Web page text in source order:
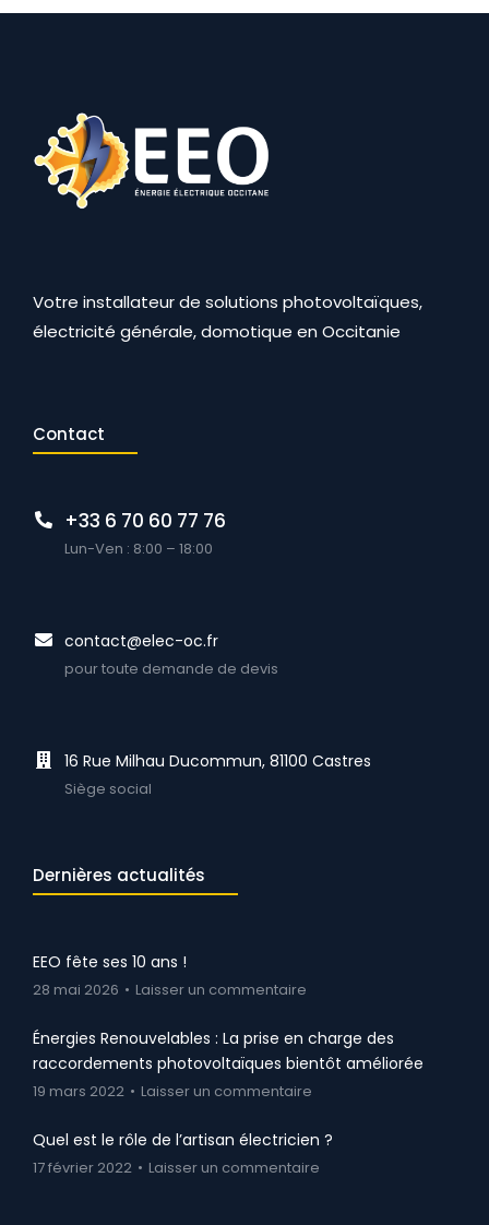
Votre installateur de solutions photovoltaïques,
électricité générale, domotique en Occitanie
Contact
+33 6 70 60 77 76
Lun-Ven : 8:00 – 18:00
contact@elec-oc.fr
pour toute demande de devis
16 Rue Milhau Ducommun, 81100 Castres
Siège social
Dernières actualités
EEO fête ses 10 ans !
28 mai 2026 Laisser un commentaire
Énergies Renouvelables : La prise en charge des
raccordements photovoltaïques bientôt améliorée
19 mars 2022 Laisser un commentaire
Quel est le rôle de l’artisan électricien ?
17 février 2022 Laisser un commentaire